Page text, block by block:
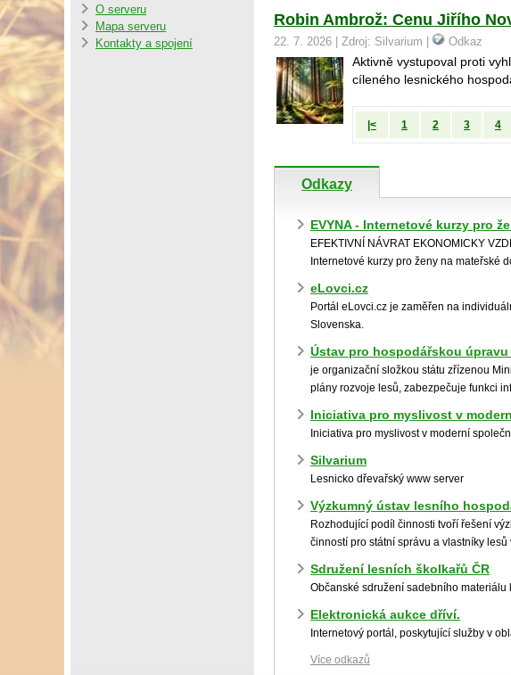
Robin Ambrož: Cenu Jiřího
22. 7. 2026 | Zdroj: Silvarium | Odkaz
Aktivně vystupoval proti
cíleného lesnického
|< 1 2 3 4
Odkazy
EVYNA - Internetové kurzy pro
EFEKTIVNÍ NÁVRAT EKONOMICKY
Internetové kurzy pro ženy na mateřské
eLovci.cz
Portál eLovci.cz je zaměřen na
Slovenska.
Ústav pro hospodářskou
je organizační složkou státu zřízenou
plány rozvoje lesů, zabezpečuje funkci
Iniciativa pro myslivost v
Iniciativa pro myslivost v moderní
Silvarium
Lesnicko dřevařský www server
Výzkumný ústav lesního
Rozhodující podíl činnosti tvoří řešení
činností pro státní správu a vlastníky lesů
Sdružení lesních školkařů ČR
Občanské sdružení sadebního materiálu
Elektronická aukce dříví.
Internetový portál, poskytující služby v
Více odkazů
O serveru
Mapa serveru
Kontakty a spojení